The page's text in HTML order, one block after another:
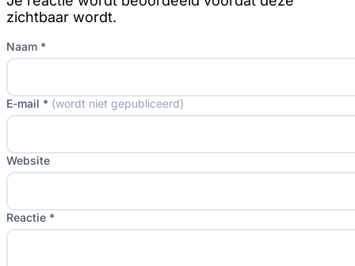
zichtbaar wordt.
Naam *
E-mail * (wordt niet gepubliceerd)
Website
Reactie *